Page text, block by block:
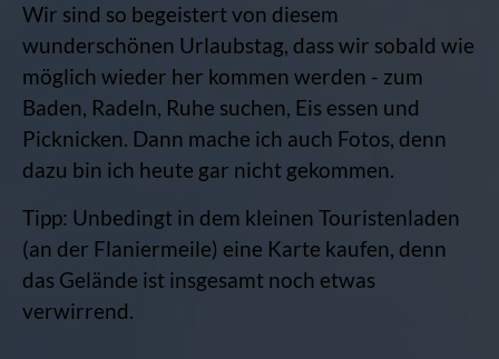
Wir sind so begeistert von diesem
wunderschönen Urlaubstag, dass wir sobald wie
möglich wieder her kommen werden - zum
Baden, Radeln, Ruhe suchen, Eis essen und
Picknicken. Dann mache ich auch Fotos, denn
dazu bin ich heute gar nicht gekommen.
Tipp: Unbedingt in dem kleinen Touristenladen
(an der Flaniermeile) eine Karte kaufen, denn
das Gelände ist insgesamt noch etwas
verwirrend.